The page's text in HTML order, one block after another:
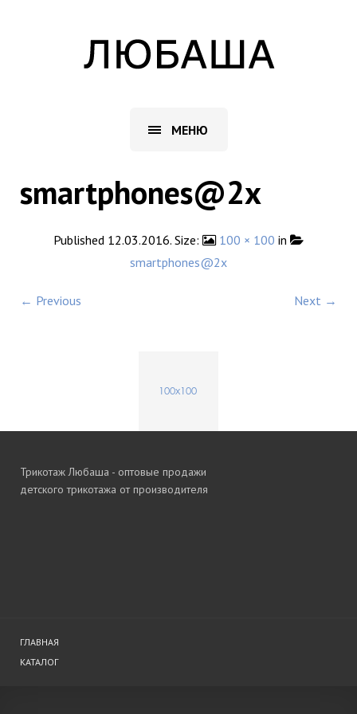
МЕНЮ
smartphones@2x
Published 12.03.2016. Size: 100 × 100 in
smartphones@2x
← Previous Next →
Трикотаж Любаша - оптовые продажи
детского трикотажа от производителя
ГЛАВНАЯ
КАТАЛОГ